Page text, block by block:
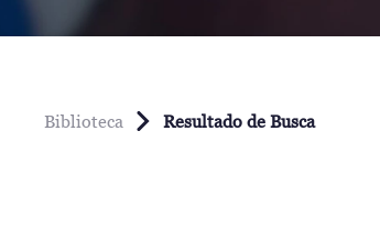
Biblioteca Resultado de Busca